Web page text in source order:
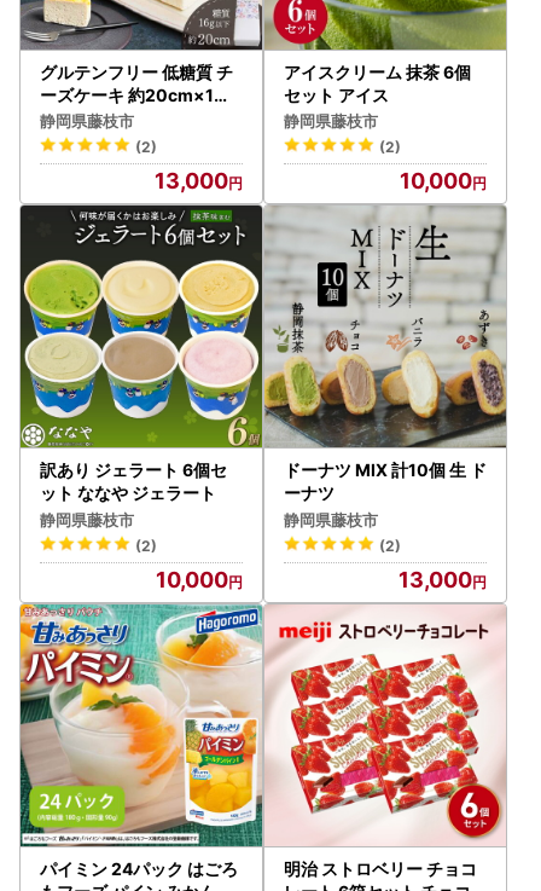
グルテンフリー 低糖質 チ
ーズケーキ 約20cm×1本
ケーキ
静岡県藤枝市
(2)
13,000
アイスクリーム 抹茶 6個
セット アイス
静岡県藤枝市
(2)
10,000
訳あり ジェラート 6個セ
ット ななや ジェラート
静岡県藤枝市
(2)
10,000
ドーナツ MIX 計10個 生 ド
ーナツ
静岡県藤枝市
(2)
13,000
パイミン 24パック はごろ
明治 ストロベリー チョコ